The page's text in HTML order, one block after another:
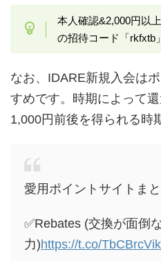
本人確認&2,000円以
の招待コード「rkfxtb
なお、IDARE新規入会は
すめです。時期によって還
1,000円前後を得られる時
愛用ポイントサイトまと
✅Rebates (交換が面倒
力)https://t.co/